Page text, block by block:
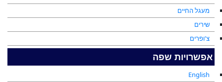
מעגל החיים
שירים
צ'ופרים
אפשרויות שפה
English